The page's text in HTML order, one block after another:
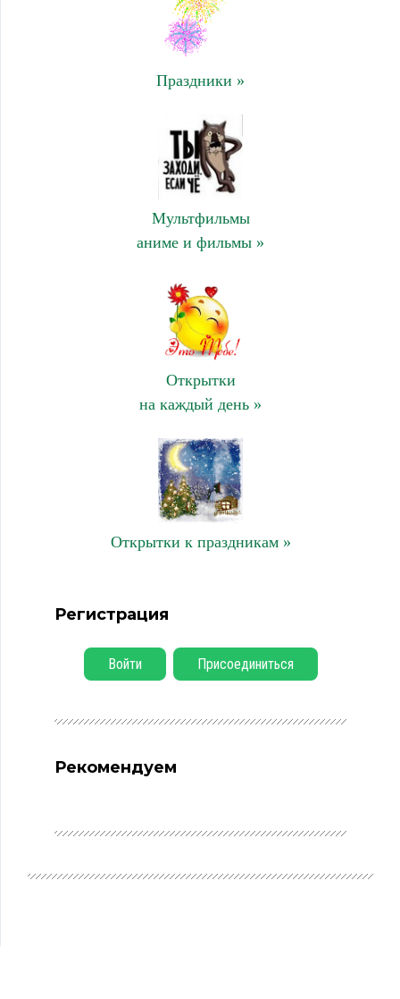
Праздники »
Мультфильмы
аниме и фильмы »
Открытки
на каждый день »
Открытки к праздникам »
Регистрация
Войти Присоединиться
Рекомендуем